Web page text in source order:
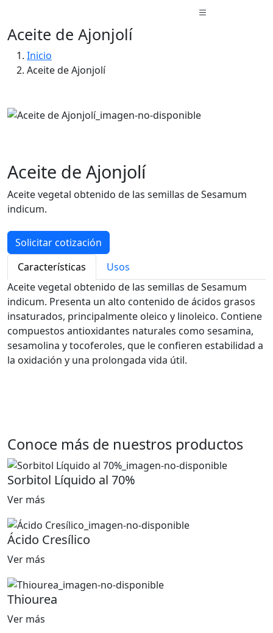
Aceite de Ajonjolí
Inicio
Aceite de Ajonjolí
Aceite de Ajonjolí
Aceite vegetal obtenido de las semillas de Sesamum
indicum.
Solicitar cotización
Características
Usos
Aceite vegetal obtenido de las semillas de Sesamum
indicum. Presenta un alto contenido de ácidos grasos
insaturados, principalmente oleico y linoleico. Contiene
compuestos antioxidantes naturales como sesamina,
sesamolina y tocoferoles, que le confieren estabilidad a
la oxidación y una prolongada vida útil.
Conoce más de nuestros productos
Sorbitol Líquido al 70%
Ver más
Ácido Cresílico
Ver más
Thiourea
Ver más